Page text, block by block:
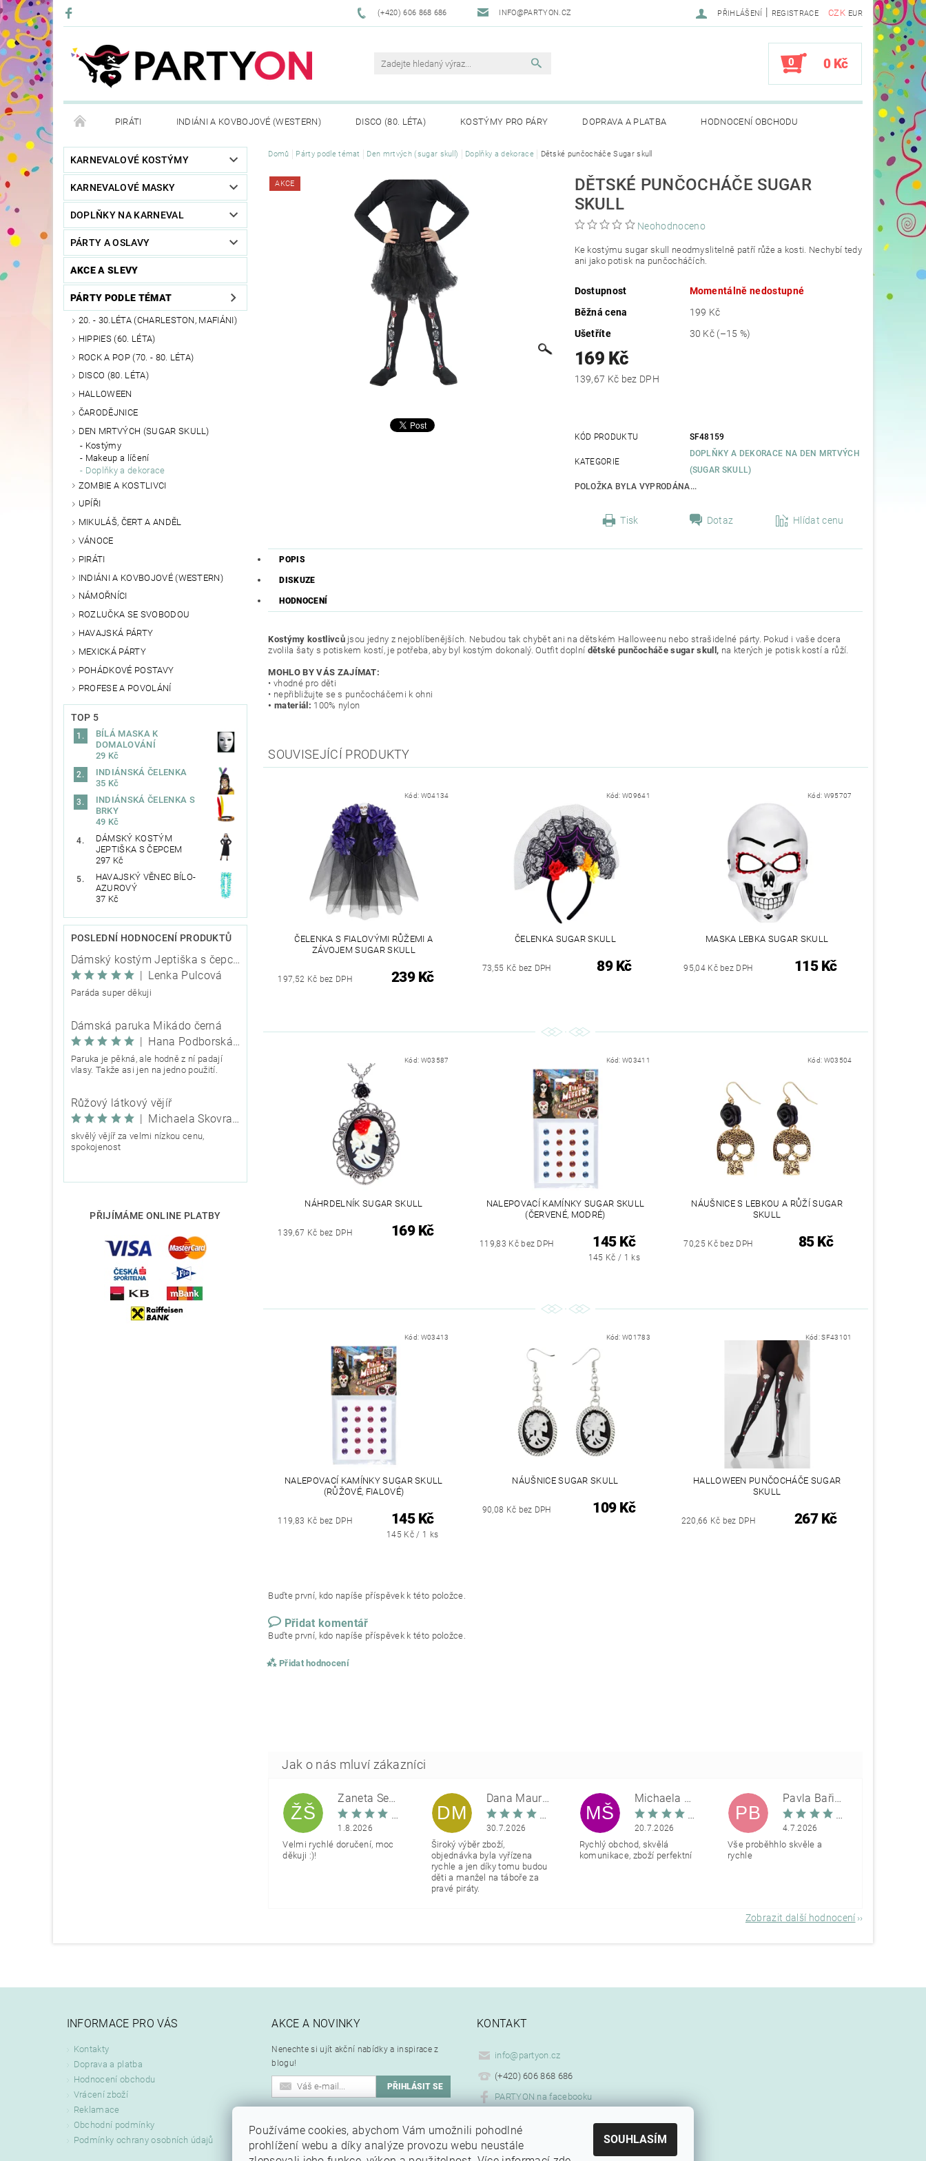
(+420) 606 868 686 INFO@PARTYON.CZ CZK EUR
PŘIHLÁŠENÍ | REGISTRACE
0 0 Kč
PIRÁTI INDIÁNI A KOVBOJOVÉ (WESTERN) DISCO (80. LÉTA) KOSTÝMY PRO PÁRY DOPRAVA A PLATBA HODNOCENÍ OBCHODU
KONTAKTY OBCHODNÍ PODMÍNKY VRÁCENÍ ZBOŽÍ REKLAMACE
KARNEVALOVÉ KOSTÝMY
KARNEVALOVÉ MASKY
DOPLŇKY NA KARNEVAL
PÁRTY A OSLAVY
AKCE A SLEVY
PÁRTY PODLE TÉMAT
20. - 30.LÉTA (CHARLESTON, MAFIÁNI)
HIPPIES (60. LÉTA)
ROCK A POP (70. - 80. LÉTA)
DISCO (80. LÉTA)
HALLOWEEN
ČARODĚJNICE
DEN MRTVÝCH (SUGAR SKULL)
Kostýmy
Makeup a líčení
Doplňky a dekorace
ZOMBIE A KOSTLIVCI
UPÍŘI
MIKULÁŠ, ČERT A ANDĚL
VÁNOCE
PIRÁTI
INDIÁNI A KOVBOJOVÉ (WESTERN)
NÁMOŘNÍCI
ROZLUČKA SE SVOBODOU
HAVAJSKÁ PÁRTY
MEXICKÁ PÁRTY
POHÁDKOVÉ POSTAVY
PROFESE A POVOLÁNÍ
TOP 5
BÍLÁ MASKA K
DOMALOVÁNÍ
29 Kč
INDIÁNSKÁ ČELENKA
35 Kč
INDIÁNSKÁ ČELENKA S
BRKY
49 Kč
DÁMSKÝ KOSTÝM
JEPTIŠKA S ČEPCEM
297 Kč
HAVAJSKÝ VĚNEC BÍLO-
AZUROVÝ
37 Kč
POSLEDNÍ HODNOCENÍ PRODUKTŮ
Dámský kostým Jeptiška s čepcem
Lenka Pulcová
Paráda super děkuji
Dámská paruka Mikádo černá
Hana Podborská TRIXIE
Paruka je pěkná, ale hodně z ní padají
vlasy. Takže asi jen na jedno použití.
Růžový látkový vějíř
Michaela Škovranová
skvělý vějíř za velmi nízkou cenu,
spokojenost
PŘIJÍMÁME ONLINE PLATBY
Domů Párty podle témat Den mrtvých (sugar skull) Doplňky a dekorace Dětské punčocháče Sugar skull
AKCE
DĚTSKÉ PUNČOCHÁČE SUGAR
SKULL
Neohodnoceno
Ke kostýmu sugar skull neodmyslitelně patří růže a kosti. Nechybí tedy
ani jako potisk na punčocháčích.
Dostupnost
Momentálně nedostupné
Běžná cena
199 Kč
Ušetříte
30 Kč (–15 %)
169 Kč
139,67 Kč bez DPH
KÓD PRODUKTU SF48159
KATEGORIE
DOPLŇKY A DEKORACE NA DEN MRTVÝCH
(SUGAR SKULL)
POLOŽKA BYLA VYPRODÁNA...
Tisk Dotaz Hlídat cenu
POPIS
DISKUZE
HODNOCENÍ
Kostýmy kostlivcůjsou jedny z nejoblíbenějších. Nebudou tak chybět ani na dětském Halloweenu nebo strašidelné párty. Pokud i vaše dcera
zvolila šaty s potiskem kostí, je potřeba, aby byl kostým dokonalý. Outfit doplní dětské punčocháče sugar skull, na kterých je potisk kostí a růží.
MOHLO BY VÁS ZAJÍMAT:
• vhodné pro děti
• nepřibližujte se s punčocháčemi k ohni
• materiál: 100% nylon
SOUVISEJÍCÍ PRODUKTY
Kód: W04134
ČELENKA S FIALOVÝMI RŮŽEMI A
ZÁVOJEM SUGAR SKULL
197,52 Kč bez DPH 239 Kč
Kód:W09641
ČELENKA SUGAR SKULL
73,55 Kč bez DPH 89 Kč
Kód: W95707
MASKA LEBKA SUGAR SKULL
95,04 Kč bez DPH 115 Kč
Kód: W03587
NÁHRDELNÍK SUGAR SKULL
139,67 Kč bez DPH 169 Kč
Kód:W03411
NALEPOVACÍ KAMÍNKY SUGAR SKULL
(ČERVENÉ, MODRÉ)
119,83 Kč bez DPH 145 Kč
145 Kč / 1 ks
Kód: W03504
NÁUŠNICE S LEBKOU A RŮŽÍ SUGAR
SKULL
70,25 Kč bez DPH 85 Kč
Kód: W03413
NALEPOVACÍ KAMÍNKY SUGAR SKULL
(RŮŽOVÉ, FIALOVÉ)
119,83 Kč bez DPH 145 Kč
145 Kč / 1 ks
Kód:W01783
NÁUŠNICE SUGAR SKULL
90,08 Kč bez DPH 109 Kč
Kód:SF43101
HALLOWEEN PUNČOCHÁČE SUGAR
SKULL
220,66 Kč bez DPH 267 Kč
Buďte první, kdo napíše příspěvek k této položce.
Přidat komentář
Buďte první, kdo napíše příspěvek k této položce.
Přidat hodnocení
ŽŠ
Žaneta Šemberová
1.8.2026
Velmi rychlé doručení, moc
děkuji :)!
DM
Dana Maurerová
30.7.2026
Široký výběr zboží,
objednávka byla vyřízena
rychle a jen díky tomu budou
děti a manžel na táboře za
pravé piráty.
MŠ
Michaela Škovranová
20.7.2026
Rychlý obchod, skvělá
komunikace, zboží perfektní
PB
Pavla Bařinová
4.7.2026
Vše proběhhlo skvěle a
rychle
Zobrazit další hodnocení
INFORMACE PRO VÁS
Kontakty
Doprava a platba
Hodnocení obchodu
Vrácení zboží
Reklamace
Obchodní podmínky
Podmínky ochrany osobních údajů
AKCE A NOVINKY
Nenechte si ujít akční nabídky a inspirace z
blogu!
zpracováním osobních údajů.
KONTAKT
info@ partyon.cz
(+420) 606 868 686
PARTYON na facebooku
Používáme cookies, abychom Vám umožnili pohodlné
prohlížení webu a díky analýze provozu webu neustále
SOUHLASÍM